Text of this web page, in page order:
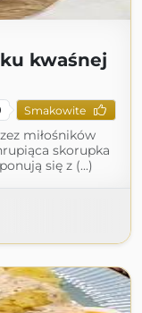
kwaśnej
Smakowite
miłośników
skorupka
się z (...)